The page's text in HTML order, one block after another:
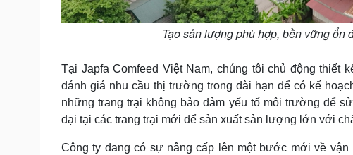
Tạo sản lượng phù hợp, bền vững ổn
Tại Japfa Comfeed Việt Nam, chúng tôi chủ động thiết
đánh giá nhu cầu thị trường trong dài hạn để có kế
những trang trại không bảo đảm yếu tố môi trường để
đại tại các trang trại mới để sản xuất sản lượng lớn với
Công ty đang có sự nâng cấp lên một bước mới về